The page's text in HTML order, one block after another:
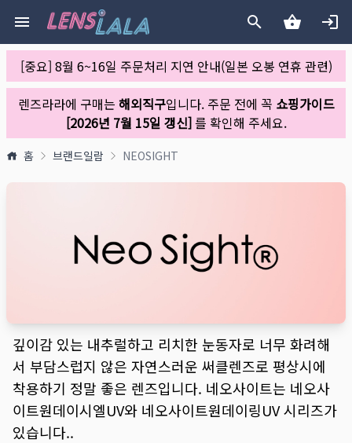
[중요] 8월 6~16일 주문처리 지연 안내(일본 오봉 연휴 관련)
렌즈라라에 구매는 해외직구입니다. 주문 전에 꼭 쇼핑가이드
[2026년 7월 15일 갱신]를 확인해 주세요.
홈 브랜드일람 NEOSIGHT
깊이감 있는 내추럴하고 리치한 눈동자로 너무 화려해
서 부담스럽지 않은 자연스러운 써클렌즈로 평상시에
착용하기 정말 좋은 렌즈입니다. 네오사이트는 네오사
이트원데이시엘UV와 네오사이트원데이링UV 시리즈가
있습니다..